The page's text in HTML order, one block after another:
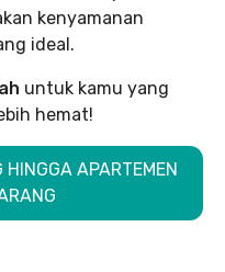
kenyamanan
ideal.
untuk kamu yang
hemat!
HINGGA APARTEMEN